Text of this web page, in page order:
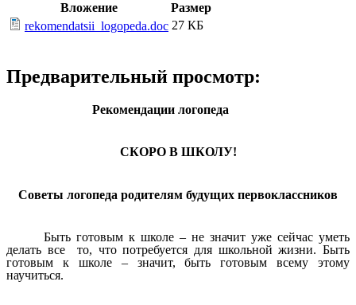
Вложение
Размер
rekomendatsii_logopeda.doc 27 КБ
Предварительный просмотр:
Рекомендации логопеда
СКОРО В ШКОЛУ!
Советы логопеда родителям будущих первоклассников
Быть готовым к школе – не значит уже сейчас уметь
делать все то, что потребуется для школьной жизни. Быть
готовым к школе – значит, быть готовым всему этому
научиться.